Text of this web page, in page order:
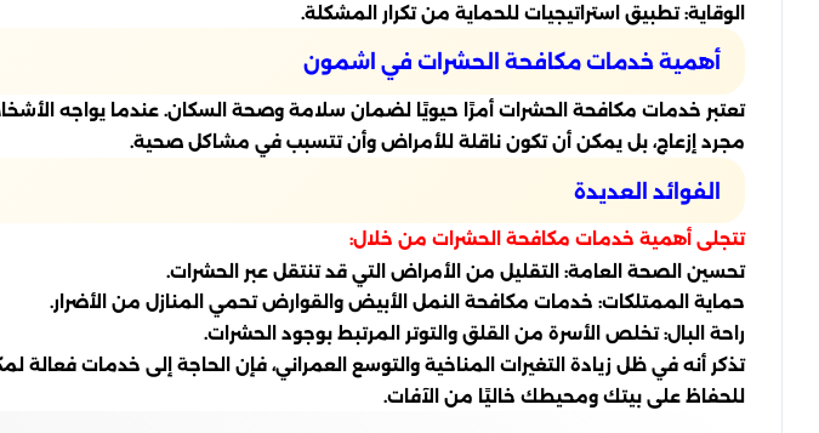
الوقاية: تطبيق استراتيجيات للحماية من تكرار المشكلة.
أهمية خدمات مكافحة الحشرات في اشمون
تعتبر خدمات مكافحة الحشرات أمرًا حيويًا لضمان سلامة وصحة السكان. عندما يواجه
مجرد إزعاج، بل يمكن أن تكون ناقلة للأمراض وأن تتسبب في مشاكل صحية.
الفوائد العديدة
تتجلى أهمية خدمات مكافحة الحشرات من خلال:
تحسين الصحة العامة: التقليل من الأمراض التي قد تنتقل عبر الحشرات.
حماية الممتلكات: خدمات مكافحة النمل الأبيض والقوارض تحمي المنازل من الأضرار.
راحة البال: تخلص الأسرة من القلق والتوتر المرتبط بوجود الحشرات.
تذكر أنه في ظل زيادة التغيرات المناخية والتوسع العمراني، فإن الحاجة إلى خدمات فعالة
للحفاظ على بيتك ومحيطك خاليًا من الآفات.